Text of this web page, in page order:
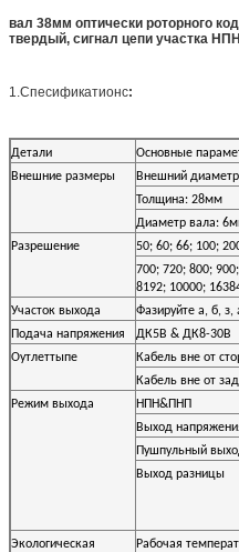
вал 38мм оптически роторного
твердый, сигнал цепи участка
1.Спесификатионс:
Детали
Основные
Внешние размеры
Внешний
Толщина: 28мм
Диаметр вала:
Разрешение
50; 60; 66; 100;
700; 720; 800;
8192; 10000;
Участок выхода
Фазируйте а, б, з,
Подача напряжения
ДК5В & ДК8-30В
Оутлеттыпе
Кабель вне от
Кабель вне от
Режим выхода
НПН&ПНП
Выход
Пушпульный
Выход разницы
Экологическая
Рабочая